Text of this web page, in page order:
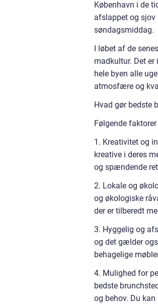
København i de
afslappet og
søndagsmiddag.
I løbet af de
madkultur. Det
hele byen alle
atmosfære og
Hvad gør bedste
Følgende
1. Kreativitet og
kreative i deres
og spændende
2. Lokale og
og økologiske
der er tilberedt
3. Hyggelig og
og det gælder
behagelige
4. Mulighed for
bedste
og behov. Du